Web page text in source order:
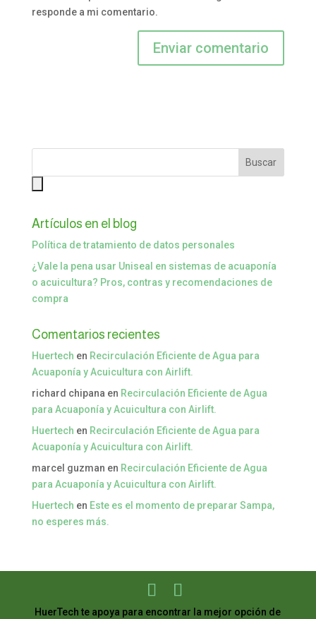
responde a mi comentario.
Artículos en el blog
Política de tratamiento de datos personales
¿Vale la pena usar Uniseal en sistemas de acuaponía
o acuicultura? Pros, contras y recomendaciones de
compra
Comentarios recientes
Huertech en Recirculación Eficiente de Agua para
Acuaponía y Acuicultura con Airlift.
richard chipana en Recirculación Eficiente de Agua
para Acuaponía y Acuicultura con Airlift.
Huertech en Recirculación Eficiente de Agua para
Acuaponía y Acuicultura con Airlift.
marcel guzman en Recirculación Eficiente de Agua
para Acuaponía y Acuicultura con Airlift.
Huertech en Este es el momento de preparar Sampa,
no esperes más.
HuerTech te apoya para encontrar la mejor opción de